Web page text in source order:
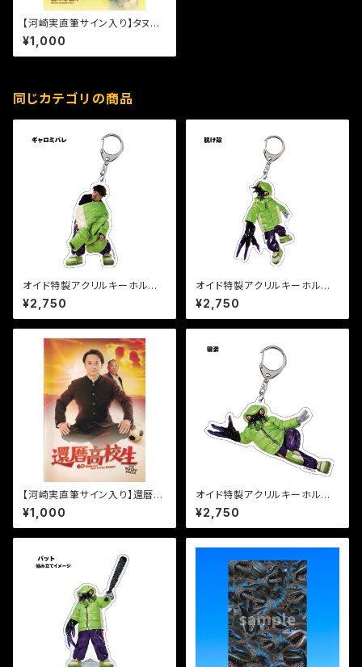
【河崎実直筆サイン入り】タヌキ
社長パンフレット
¥1,000
同じカテゴリの商品
オイド特製アクリルキーホルダ
ー【ギャロミバレ】
¥2,750
オイド特製アクリルキーホルダ
ー【脱け殻】
¥2,750
【河崎実直筆サイン入り】還暦高
校生パンフレット
¥1,000
オイド特製アクリルキーホルダ
ー【寝姿】
¥2,750